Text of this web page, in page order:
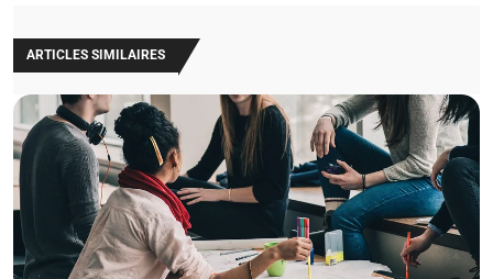
ARTICLES SIMILAIRES